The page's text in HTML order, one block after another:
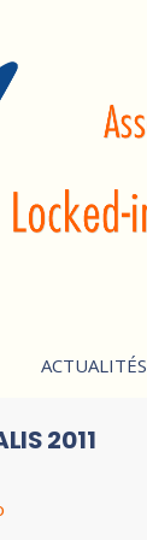
ACTUALITÉS
2011